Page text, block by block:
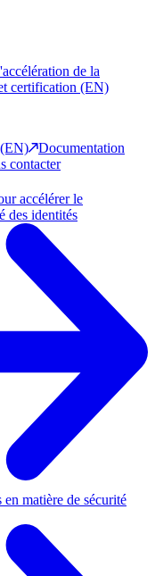
de la
certification (EN)
Documentation
contacter
accélérer le
des identités
matière de sécurité